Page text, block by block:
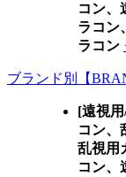
コン、
ラコン
ラコン
ブランド別【
[遠視
コン、
乱視用
コン、